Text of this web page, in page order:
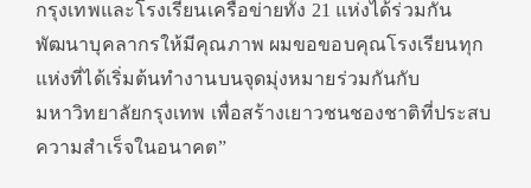
กรุงเทพและโรงเรียนเครือข่ายทั้ง 21 แห่งได้ร่วมกัน
พัฒนาบุคลากรให้มีคุณภาพ ผมขอขอบคุณโรงเรียนทุก
แห่งที่ได้เริ่มต้นทำงานบนจุดมุ่งหมายร่วมกันกับ
มหาวิทยาลัยกรุงเทพ เพื่อสร้างเยาวชนชองชาติที่ประสบ
ความสำเร็จในอนาคต”